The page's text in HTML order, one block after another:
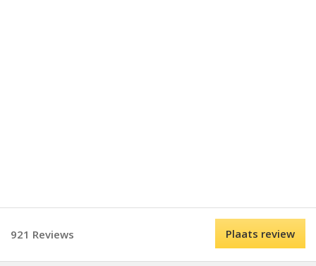
921 Reviews Plaats review